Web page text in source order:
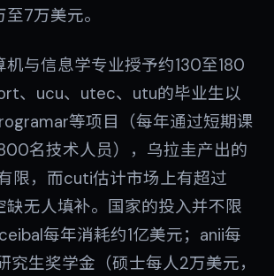
7万美元。
与信息学专业授予约130至180
、ucu、utec、utu的毕业生以
等项目（每年通过短期课
名技术人员），乌拉圭产出的
限，而cuti估计市场上有超过
无人填补。国家的投入并不限
每年消耗约1亿美元；anii每
究生奖学金（硕士每人2万美元，